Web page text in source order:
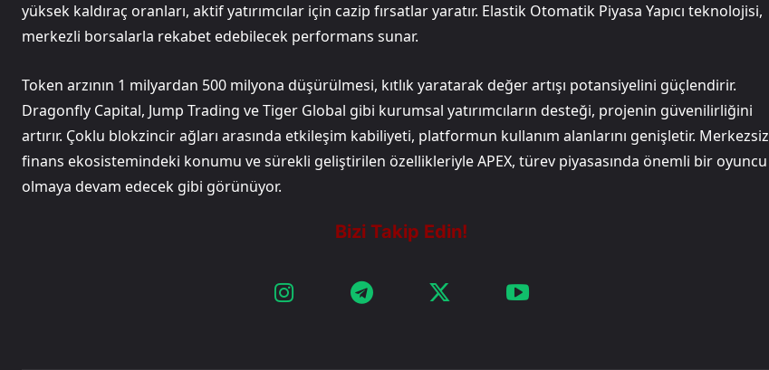
yüksek kaldıraç oranları, aktif yatırımcılar için cazip fırsatlar yaratır. Elastik Otomatik Piyasa Yapıcı teknolojisi,
merkezli borsalarla rekabet edebilecek performans sunar.
Token arzının 1 milyardan 500 milyona düşürülmesi, kıtlık yaratarak değer artışı potansiyelini güçlendirir.
Dragonfly Capital, Jump Trading ve Tiger Global gibi kurumsal yatırımcıların desteği, projenin güvenilirliğini
artırır. Çoklu blokzincir ağları arasında etkileşim kabiliyeti, platformun kullanım alanlarını genişletir. Merkezsiz
finans ekosistemindeki konumu ve sürekli geliştirilen özellikleriyle APEX, türev piyasasında önemli bir oyuncu
olmaya devam edecek gibi görünüyor.